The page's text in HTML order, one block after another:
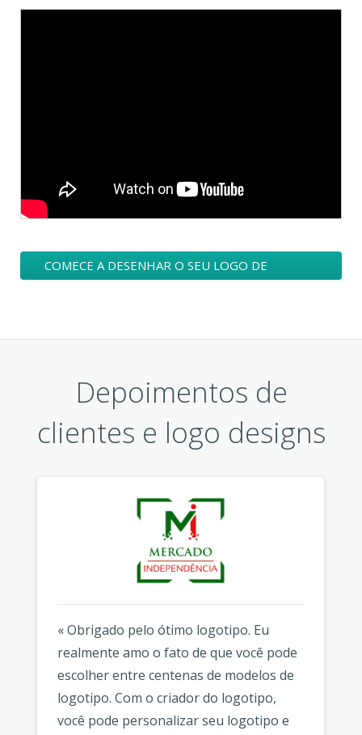
COMECE A DESENHAR O SEU LOGO DE
Depoimentos de
clientes e logo designs
« Obrigado pelo ótimo logotipo. Eu
realmente amo o fato de que você pode
escolher entre centenas de modelos de
logotipo. Com o criador do logotipo,
você pode personalizar seu logotipo e